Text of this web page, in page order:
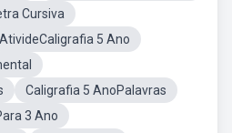
Cursiva
AtivideCaligrafia 5 Ano
Caligrafia 5 AnoPalavras
3 Ano